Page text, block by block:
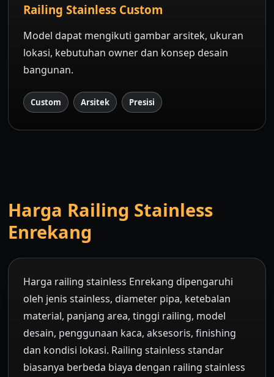
Railing Stainless Custom
Model dapat mengikuti gambar arsitek, ukuran
lokasi, kebutuhan owner dan konsep desain
bangunan.
Custom Arsitek Presisi
Harga Railing Stainless
Enrekang
Harga railing stainless Enrekang dipengaruhi
oleh jenis stainless, diameter pipa, ketebalan
material, panjang area, tinggi railing, model
desain, penggunaan kaca, aksesoris, finishing
dan kondisi lokasi. Railing stainless standar
biasanya berbeda biaya dengan railing stainless